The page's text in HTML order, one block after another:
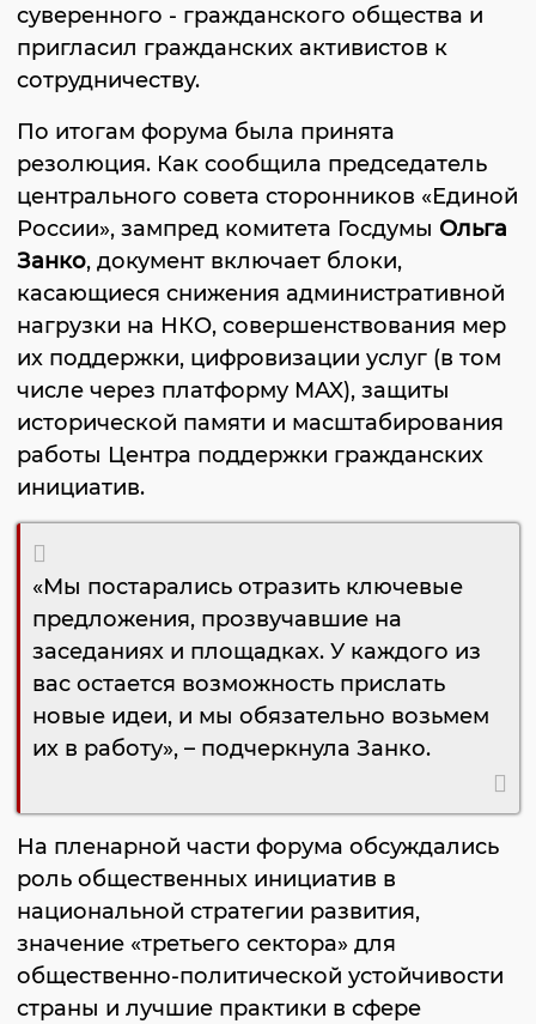
суверенного - гражданского общества и
пригласил гражданских активистов к
сотрудничеству.
По итогам форума была принята
резолюция. Как сообщила председатель
центрального совета сторонников «Единой
России», зампред комитета Госдумы Ольга
Занко, документ включает блоки,
касающиеся снижения административной
нагрузки на НКО, совершенствования мер
их поддержки, цифровизации услуг (в том
числе через платформу MAX), защиты
исторической памяти и масштабирования
работы Центра поддержки гражданских
инициатив.
«Мы постарались отразить ключевые
предложения, прозвучавшие на
заседаниях и площадках. У каждого из
вас остается возможность прислать
новые идеи, и мы обязательно возьмем
их в работу», – подчеркнула Занко.
На пленарной части форума обсуждались
роль общественных инициатив в
национальной стратегии развития,
значение «третьего сектора» для
общественно-политической устойчивости
страны и лучшие практики в сфере